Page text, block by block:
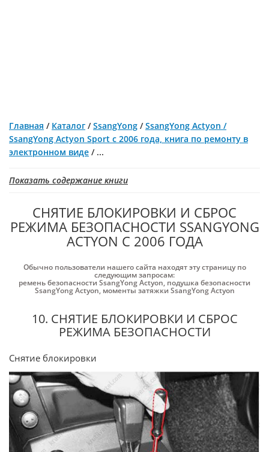
Главная / Каталог /SsangYong /SsangYong Actyon /
SsangYong Actyon Sport с 2006 года, книга по ремонту в
электронном виде / ...
Показать содержание книги
СНЯТИЕ БЛОКИРОВКИ И СБРОС
РЕЖИМА БЕЗОПАСНОСТИ SSANGYONG
ACTYON С 2006 ГОДА
Обычно пользователи нашего сайта находят эту страницу по
следующим запросам:
ремень безопасности SsangYong Actyon, подушка безопасности
SsangYong Actyon, моменты затяжки SsangYong Actyon
10. СНЯТИЕ БЛОКИРОВКИ И СБРОС
РЕЖИМА БЕЗОПАСНОСТИ
Снятие блокировки